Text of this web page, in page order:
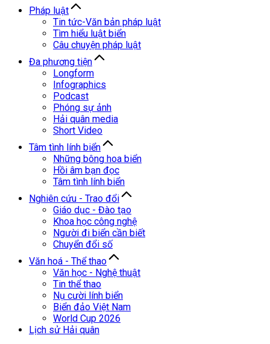
Pháp luật
Tin tức-Văn bản pháp luật
Tìm hiểu luật biển
Câu chuyện pháp luật
Đa phương tiện
Longform
Infographics
Podcast
Phóng sự ảnh
Hải quân media
Short Video
Tâm tình lính biển
Những bông hoa biển
Hồi âm bạn đọc
Tâm tình lính biển
Nghiên cứu - Trao đổi
Giáo dục - Đào tạo
Khoa học công nghệ
Người đi biển cần biết
Chuyển đổi số
Văn hoá - Thể thao
Văn học - Nghệ thuật
Tin thể thao
Nụ cười lính biển
Biển đảo Việt Nam
World Cup 2026
Lịch sử Hải quân